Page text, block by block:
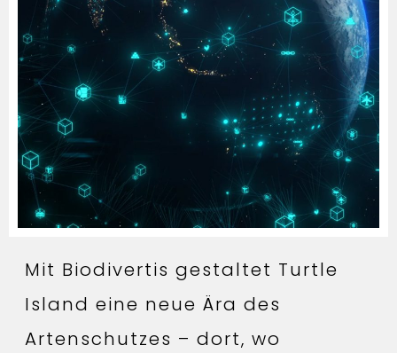
Mit Biodivertis gestaltet Turtle
Island eine neue Ära des
Artenschutzes – dort, wo